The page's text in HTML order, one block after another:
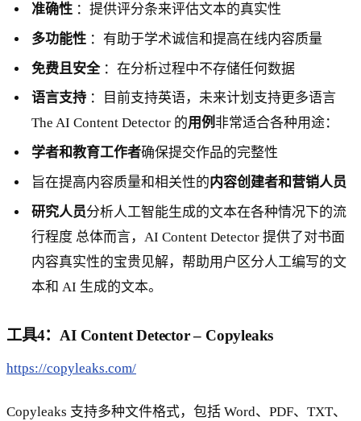
准确性 ：提供评分条来评估文本的真实性
多功能性 ：有助于学术诚信和提高在线内容质量
免费且安全：在分析过程中不存储任何数据
语言支持 ：目前支持英语，未来计划支持更多语言
The AI Content Detector 的用例非常适合各种用途：
学者和教育工作者确保提交作品的完整性
旨在提高内容质量和相关性的 内容创建者和营销人员
研究人员分析人工智能生成的文本在各种情况下的流
行程度 总体而言，AI Content Detector 提供了对书面
内容真实性的宝贵见解，帮助用户区分人工编写的文
本和 AI 生成的文本。
工具4：AI Content Detector – Copyleaks
https://copyleaks.com/
Copyleaks 支持多种文件格式，包括 Word、PDF、TXT、